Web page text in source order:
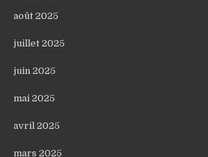
août 2025
juillet 2025
juin 2025
mai 2025
avril 2025
mars 2025